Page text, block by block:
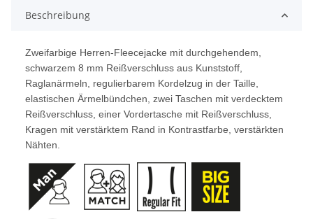
Beschreibung
Zweifarbige Herren-Fleecejacke mit durchgehendem,
schwarzem 8 mm Reißverschluss aus Kunststoff,
Raglanärmeln, regulierbarem Kordelzug in der Taille,
elastischen Ärmelbündchen, zwei Taschen mit verdecktem
Reißverschluss, einer Vordertasche mit Reißverschluss,
Kragen mit verstärktem Rand in Kontrastfarbe, verstärkten
Nähten.